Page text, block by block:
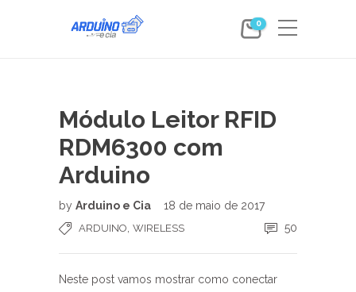
0
Módulo Leitor RFID
RDM6300 com
Arduino
by Arduino e Cia 18 de maio de 2017
ARDUINO WIRELESS 50
Neste post vamos mostrar como conectar